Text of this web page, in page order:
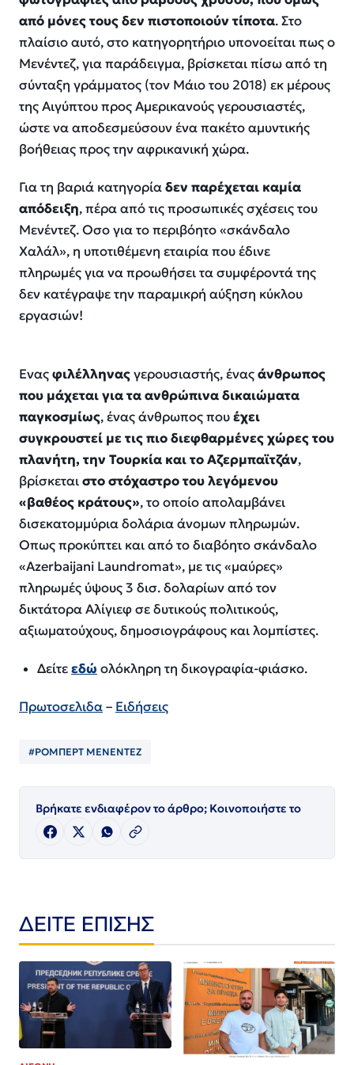
από μόνες τους δεν πιστοποιούν τίποτα. Στο
πλαίσιο αυτό, στο κατηγορητήριο υπονοείται πως ο
Μενέντεζ, για παράδειγμα, βρίσκεται πίσω από τη
σύνταξη γράμματος (τον Μάιο του 2018) εκ μέρους
της Αιγύπτου προς Αμερικανούς γερουσιαστές,
ώστε να αποδεσμεύσουν ένα πακέτο αμυντικής
βοήθειας προς την αφρικανική χώρα.
Για τη βαριά κατηγορίαδεν παρέχεται καμία
απόδειξη, πέρα από τις προσωπικές σχέσεις του
Μενέντεζ. Οσο για το περιβόητο «σκάνδαλο
Χαλάλ», η υποτιθέμενη εταιρία που έδινε
πληρωμές για να προωθήσει τα συμφέροντά της
δεν κατέγραψε την παραμικρή αύξηση κύκλου
εργασιών!
Εναςφιλέλληναςγερουσιαστής, έναςάνθρωπος
που μάχεται για τα ανθρώπινα δικαιώματα
παγκοσμίως, ένας άνθρωπος πουέχει
συγκρουστεί με τις πιο διεφθαρμένες χώρες του
πλανήτη, την Τουρκία και το Αζερμπαϊτζάν,
βρίσκεταιστο στόχαστρο του λεγόμενου
«βαθέος κράτους», το οποίο απολαμβάνει
δισεκατομμύρια δολάρια άνομων πληρωμών.
Οπως προκύπτει και από το διαβόητο σκάνδαλο
«Azerbaijani Laundromat», με τις «μαύρες»
πληρωμές ύψους 3 δισ. δολαρίων από τον
δικτάτορα Αλίγιεφ σε δυτικούς πολιτικούς,
αξιωματούχους, δημοσιογράφους και λομπίστες.
Δείτεεδώ ολόκληρη τη δικογραφία-φιάσκο.
Πρωτοσελιδα– Ειδήσεις
#ΡΟΜΠΕΡΤ ΜΕΝΕΝΤΕΖ
Βρήκατε ενδιαφέρον το άρθρο; Κοινοποιήστε το
ΔΕΙΤΕ ΕΠΙΣΗΣ